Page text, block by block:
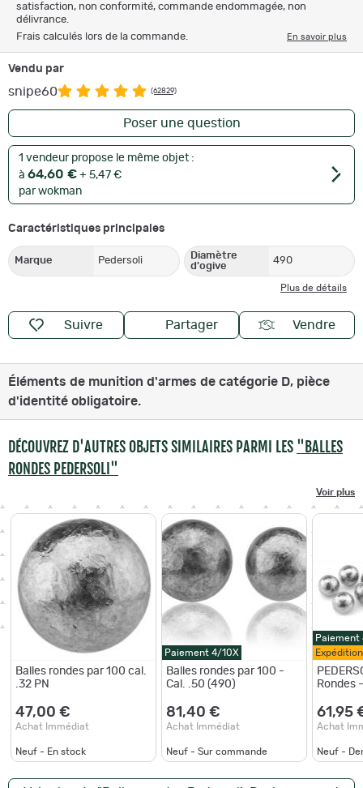
satisfaction, non conformité, commande endommagée, non
délivrance.
Frais calculés lors de la commande.
En savoir plus
Vendu par
snipe60 (62829)
Poser une question
1 vendeur propose le même objet :
à 64,60 € + 5,47 €
par wokman
Caractéristiques principales
Marque Pedersoli
Diamètre
d'ogive
490
Plus de détails
Suivre Partager Vendre
Éléments de munition d'armes de catégorie D, pièce
d'identité obligatoire.
DÉCOUVREZ D'AUTRES OBJETS SIMILAIRES PARMI LES "BALLES
RONDES PEDERSOLI"
Voir plus
Balles rondes par 100 cal.
.32 PN
47,00 €
Achat Immédiat
Neuf - En stock
Paiement 4/10X
Balles rondes par 100 -
Cal. .50 (490)
81,40 €
Achat Immédiat
Neuf - Sur commande
Paiement
Rondes
61,95
Achat
Neuf -